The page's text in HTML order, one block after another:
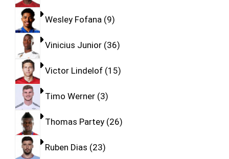
Wesley Fofana 9
Vinicius Junior 36
Victor Lindelof 15
Timo Werner 3
Thomas Partey 26
Ruben Dias 23